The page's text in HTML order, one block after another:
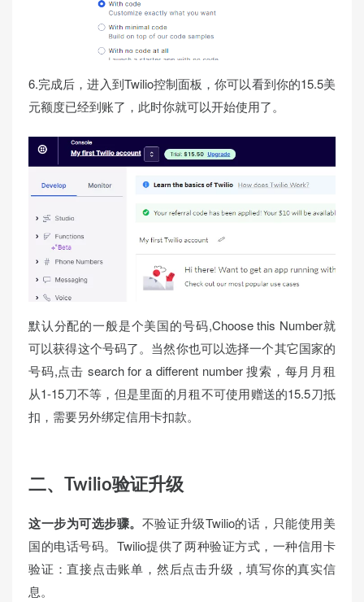
6.完成后，进入到Twilio控制面板，你可以看到你的15.5美
元额度已经到账了，此时你就可以开始使用了。
默认分配的一般是个美国的号码,Choose this Number就
可以获得这个号码了。当然你也可以选择一个其它国家的
号码,点击 search for a different number 搜索，每月月租
从1-15刀不等，但是里面的月租不可使用赠送的15.5刀抵
扣，需要另外绑定信用卡扣款。
二、Twilio验证升级
这一步为可选步骤。 不验证升级Twilio的话，只能使用美
国的电话号码。Twilio提供了两种验证方式，一种信用卡
验证：直接点击账单，然后点击升级，填写你的真实信
息。